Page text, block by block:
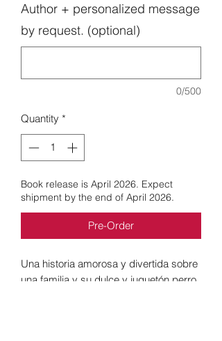
Author + personalized message
by request. (optional)
0/500
Quantity *
Book release is April 2026. Expect
shipment by the end of April 2026.
Pre-Order
Una historia amorosa y divertida sobre
una familia y su dulce y juguetón perro.